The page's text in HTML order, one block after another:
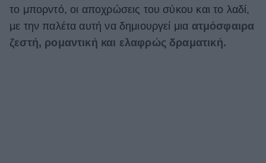
το μπορντό, οι αποχρώσεις του σύκου και το λαδί,
με την παλέτα αυτή να δημιουργεί μια ατμόσφαιρα
ζεστή, ρομαντική και ελαφρώς δραματική.